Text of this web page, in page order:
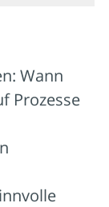
Wann
Prozesse